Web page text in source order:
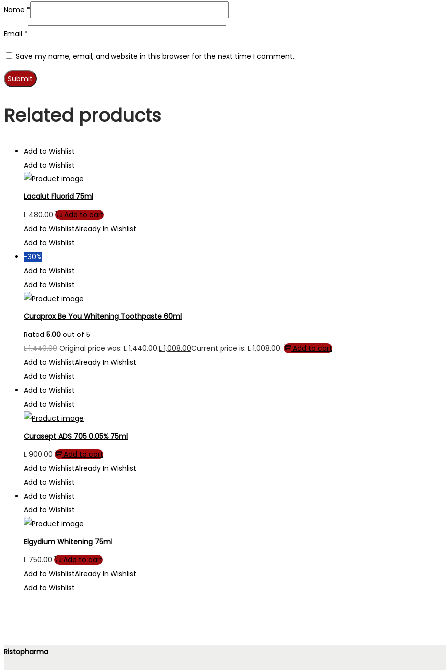
Name *
Email *
Save my name, email, and website in this browser for the next time I comment.
Related products
Add to Wishlist
Add to Wishlist
Lacalut Fluorid 75ml
L 480.00
Add to cart
Add to WishlistAlready In Wishlist
Add to Wishlist
-30%
Add to Wishlist
Add to Wishlist
Curaprox Be You Whitening Toothpaste 60ml
Rated 5.00 out of 5
L1,440.00 Original price was: L 1,440.00.L 1,008.00Current price is: L 1,008.00.
Add to cart
Add to WishlistAlready In Wishlist
Add to Wishlist
Add to Wishlist
Add to Wishlist
Curasept ADS 705 0.05% 75ml
L 900.00
Add to cart
Add to WishlistAlready In Wishlist
Add to Wishlist
Add to Wishlist
Add to Wishlist
Elgydium Whitening 75ml
L 750.00
Add to cart
Add to WishlistAlready In Wishlist
Add to Wishlist
Ristopharma